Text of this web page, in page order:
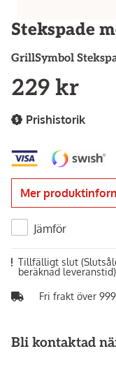
Stekspade
GrillSymbol
229 kr
Prishistorik
Mer
Jämför
Tillfälligt slut
beräknad leveranstid)
Fri frakt över
Bli kontaktad